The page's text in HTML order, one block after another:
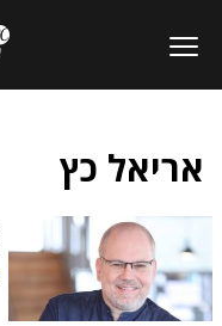
אריאל כץ